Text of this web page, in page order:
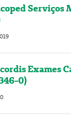
Serviços
Exames
0)